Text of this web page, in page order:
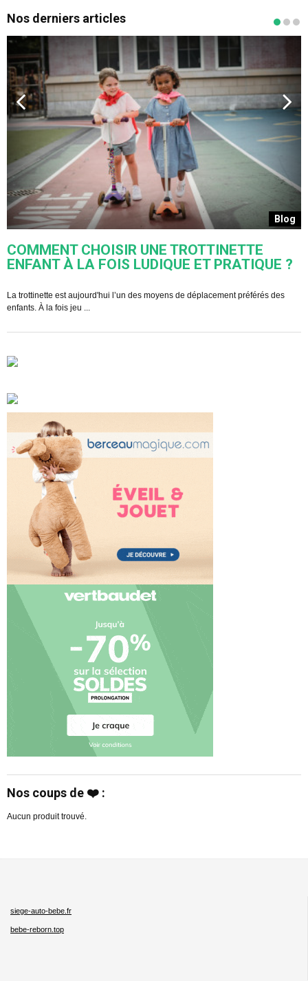
Nos derniers articles
Blog
COMMENT CHOISIR UNE TROTTINETTE
ENFANT À LA FOIS LUDIQUE ET PRATIQUE ?
La trottinette est aujourd'hui l’un des moyens de déplacement préférés des
enfants. À la fois jeu ...
Nos coups de ❤️ :
Aucun produit trouvé.
siege-auto-bebe.fr
bebe-reborn.top